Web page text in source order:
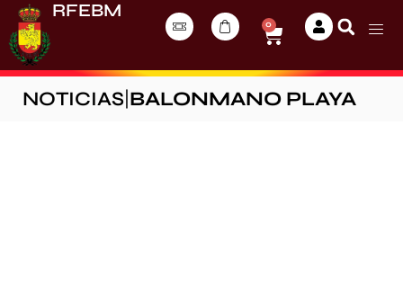
RFEBM
0
NOTICIAS BALONMANO PLAYA